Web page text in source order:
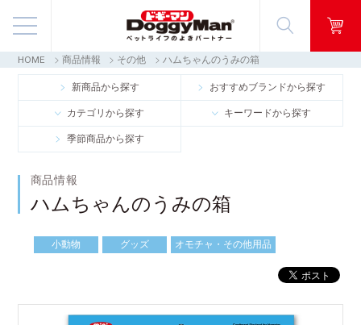
商品情報
映像ギャラリー
お客様窓口・Q＆A
会社情報
HOME 商品情報 その他 ハムちゃんのうみの箱
新商品から探す おすすめブランドから探す
カテゴリから探す キーワードから探す
季節商品から探す
商品情報
ハムちゃんのうみの箱
小動物 グッズ オモチャ・その他用品